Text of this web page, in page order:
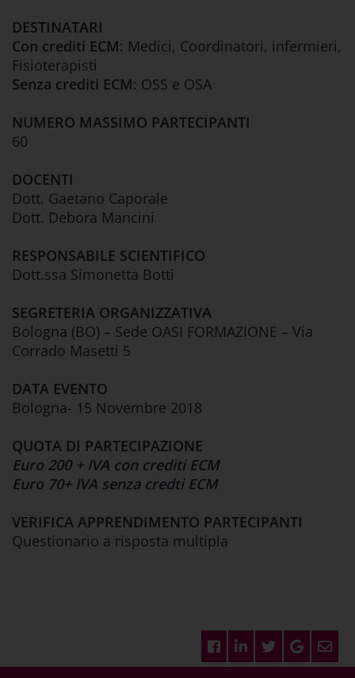
DESTINATARI
Con crediti ECM: Medici, Coordinatori, infermieri,
Fisioterapisti
Senza crediti ECM: OSS e OSA
NUMERO MASSIMO PARTECIPANTI
60
DOCENTI
Dott. Gaetano Caporale
Dott. Debora Mancini
RESPONSABILE SCIENTIFICO
Dott.ssa Simonetta Botti
SEGRETERIA ORGANIZZATIVA
Bologna (BO) – Sede OASI FORMAZIONE – Via
Corrado Masetti 5
DATA EVENTO
Bologna- 15 Novembre 2018
QUOTA DI PARTECIPAZIONE
Euro 200 + IVA con crediti ECM
Euro 70+ IVA senza credti ECM
VERIFICA APPRENDIMENTO PARTECIPANTI
Questionario a risposta multipla